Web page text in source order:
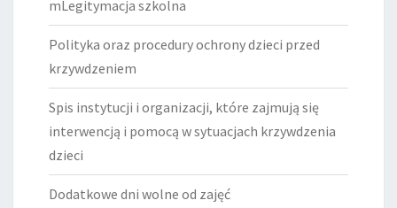
mLegitymacja szkolna
Polityka oraz procedury ochrony dzieci przed
krzywdzeniem
Spis instytucji i organizacji, które zajmują się
interwencją i pomocą w sytuacjach krzywdzenia
dzieci
Dodatkowe dni wolne od zajęć